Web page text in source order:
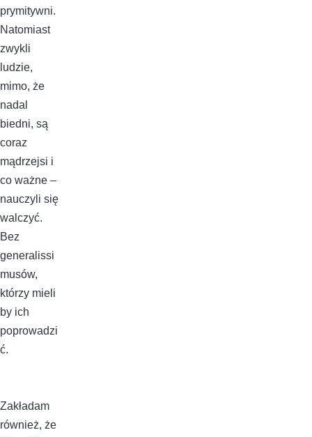
prymitywni.
Natomiast
zwykli
ludzie,
mimo, że
nadal
biedni, są
coraz
mądrzejsi i
co ważne –
nauczyli się
walczyć.
Bez
generalissi
musów,
którzy mieli
by ich
poprowadzi
ć.
Zakładam
również, że